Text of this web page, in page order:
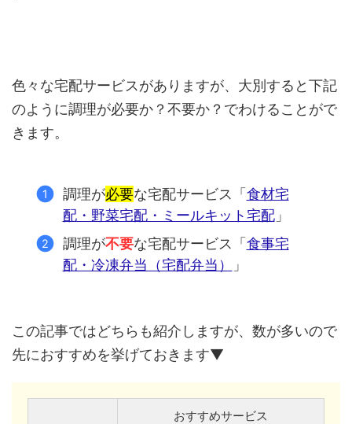
色々な宅配サービスがありますが、大別すると下記
のように調理が必要か？不要か？でわけることがで
きます。
調理が必要な宅配サービス「食材宅
配・野菜宅配・ミールキット宅配」
調理が不要な宅配サービス「食事宅
配・冷凍弁当（宅配弁当）
」
この記事ではどちらも紹介しますが、数が多いので
先におすすめを挙げておきます▼
おすすめサービス